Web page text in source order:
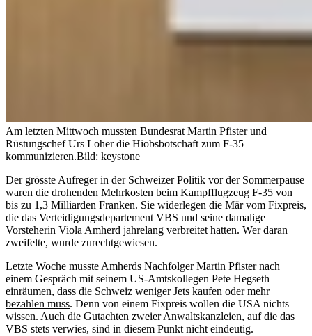
Am letzten Mittwoch mussten Bundesrat Martin Pfister und
Rüstungschef Urs Loher die Hiobsbotschaft zum F-35
kommunizieren.Bild: keystone
Der grösste Aufreger in der Schweizer Politik vor der Sommerpause
waren die drohenden Mehrkosten beim Kampfflugzeug F-35 von
bis zu 1,3 Milliarden Franken. Sie widerlegen die Mär vom Fixpreis,
die das Verteidigungsdepartement VBS und seine damalige
Vorsteherin Viola Amherd jahrelang verbreitet hatten. Wer daran
zweifelte, wurde zurechtgewiesen.
Letzte Woche musste Amherds Nachfolger Martin Pfister nach
einem Gespräch mit seinem US-Amtskollegen Pete Hegseth
einräumen, dass die Schweiz weniger Jets kaufen oder mehr
bezahlen muss. Denn von einem Fixpreis wollen die USA nichts
wissen. Auch die Gutachten zweier Anwaltskanzleien, auf die das
VBS stets verwies, sind in diesem Punkt nicht eindeutig.